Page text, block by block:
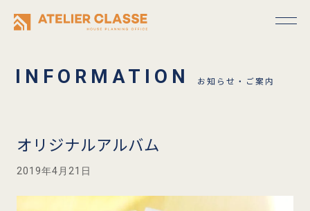
お知らせ・ご案内
オリジナルアルバム
2019年4月21日